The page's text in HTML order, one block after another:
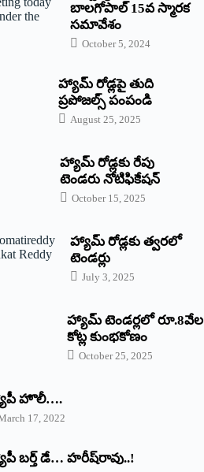
బాలగోపాల్‌ 15వ స్మారక
సమావేశం
October 5, 2024
హ్యామ్‌ రోడ్లపై తుది
ప్రపోజల్స్‌ పంపండి
August 25, 2025
హ్యామ్‌ రోడ్లకు రేపు
టెండరు నోటిఫికేషన్‌
October 15, 2025
హ్యామ్‌ రోడ్లకు త్వరలో
టెండర్లు
July 3, 2025
హ్యామ్‌ ‌టెండర్లలో రూ.8వేల
కోట్ల కుంభకోణం
October 25, 2025
హొలీ….
17, 2022
బర్త్ ‌డే… హరీష్‌రావు..!